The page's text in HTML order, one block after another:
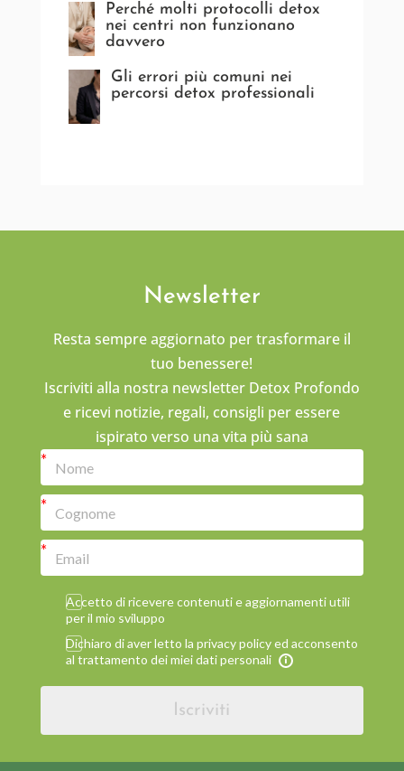
Perché molti protocolli detox
nei centri non funzionano
davvero
Gli errori più comuni nei
percorsi detox professionali
Newsletter
Resta sempre aggiornato per trasformare il
tuo benessere!
Iscriviti alla nostra newsletter Detox Profondo
e ricevi notizie, regali, consigli per essere
ispirato verso una vita più sana
Accetto di ricevere contenuti e aggiornamenti utili
per il mio sviluppo
Dichiaro di aver letto la privacy policy ed acconsento
al trattamento dei miei dati personali
Iscriviti